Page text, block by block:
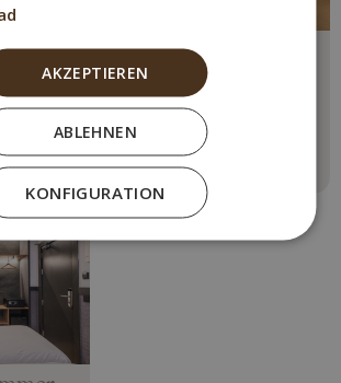
Economy
Doppelzimmer
Max. 2 Personen
1 Doppelbett
Mehr sehen
AKZEPTIEREN
ABLEHNEN
KONFIGURATION